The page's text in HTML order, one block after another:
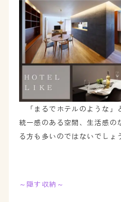
「まるでホテルのような」
統一感のある空間、生活感の
る方も多いのではないでしょ
～隠す収納～